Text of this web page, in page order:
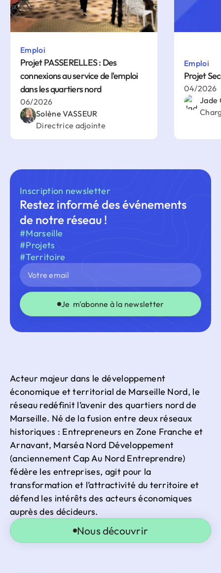
Emploi
Projet PASSERELLES : Des
connexions au service de l'emploi
dans les quartiers nord
06/2026
Solène VASSEUR
Directrice adjointe
Emploi
Projet
04/2026
Jade
Inscription newsletter
Restez informé des événements
de notre réseau !
#Marseille
#Projets
#Territoire
Je m'abonne à la newsletter
Acteur majeur dans le développement
économique et territorial de Marseille Nord, le
réseau redéfinit l’avenir des quartiers nord de
Marseille. Né de la fusion entre deux réseaux
historiques : Entrepreneurs en Zone Franche et
Arnavant, Marséa Nord Développement
(anciennement Cap Au Nord Entreprendre)
fédère les entreprises, agit pour la
transformation et l’attractivité du territoire et
défend les intérêts des acteurs économiques
auprès des décideurs.
Nous découvrir